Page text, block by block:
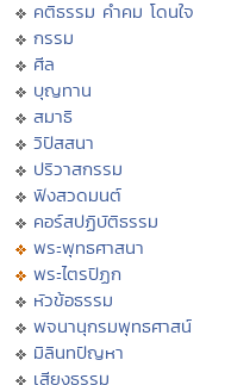
คติธรรม คำคม โดนใจ
กรรม
ศีล
บุญทาน
สมาธิ
วิปัสสนา
ปริวาสกรรม
ฟังสวดมนต์
คอร์สปฏิบัติธรรม
พระพุทธศาสนา
พระไตรปิฏก
หัวข้อธรรม
พจนานุกรมพุทธศาสน์
มิลินทปัญหา
เสียงธรรม